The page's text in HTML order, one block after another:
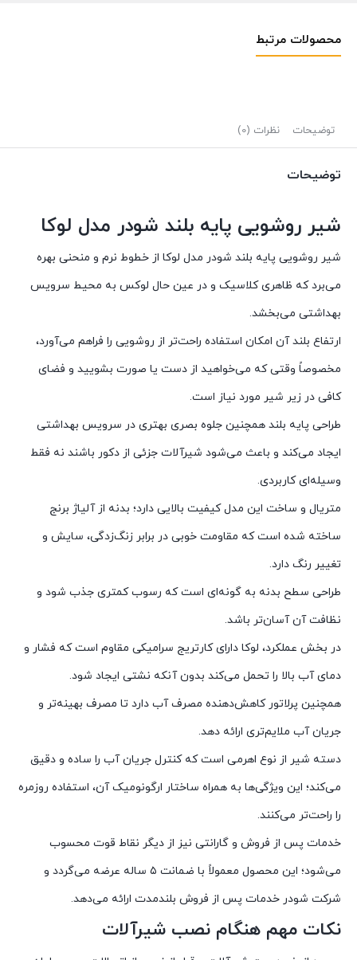
محصولات مرتبط
توضیحات نظرات (0)
توضیحات
شیر روشویی پایه بلند شودر مدل لوکا
شیر روشویی پایه بلند شودر مدل لوکا از خطوط نرم و منحنی بهره
می‌برد که ظاهری کلاسیک و در عین حال لوکس به محیط سرویس
بهداشتی می‌بخشد.
ارتفاع بلند آن امکان استفاده راحت‌تر از روشویی را فراهم می‌آورد،
مخصوصاً وقتی که می‌خواهید از دست یا صورت بشویید و فضای
کافی در زیر شیر مورد نیاز است.
طراحی پایه بلند همچنین جلوه بصری بهتری در سرویس بهداشتی
ایجاد می‌کند و باعث می‌شود شیرآلات جزئی از دکور باشند نه فقط
وسیله‌ای کاربردی.
متریال و ساخت این مدل کیفیت بالایی دارد؛ بدنه از آلیاژ برنج
ساخته شده است که مقاومت خوبی در برابر زنگ‌زدگی، سایش و
تغییر رنگ دارد.
طراحی سطح بدنه به گونه‌ای است که رسوب کمتری جذب شود و
نظافت آن آسان‌تر باشد.
در بخش عملکرد، لوکا دارای کارتریج سرامیکی مقاوم است که فشار و
دمای آب بالا را تحمل می‌کند بدون آنکه نشتی ایجاد شود.
همچنین پرلاتور کاهش‌دهنده مصرف آب دارد تا مصرف بهینه‌تر و
جریان آب ملایم‌تری ارائه دهد.
دسته شیر از نوع اهرمی است که کنترل جریان آب را ساده و دقیق
می‌کند؛ این ویژگی‌ها به همراه ساختار ارگونومیک آن، استفاده روزمره
را راحت‌تر می‌کنند.
خدمات پس از فروش و گارانتی نیز از دیگر نقاط قوت محسوب
می‌شود؛ این محصول معمولاً با ضمانت ۵ ساله عرضه می‌گردد و
شرکت شودر خدمات پس از فروش بلندمدت ارائه می‌دهد.
نکات مهم هنگام نصب شیرآلات